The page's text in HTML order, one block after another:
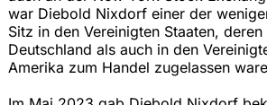
war Diebold Nixdorf einer der
Sitz in den Vereinigten Staaten,
Deutschland als auch in den
Amerika zum Handel zugelassen